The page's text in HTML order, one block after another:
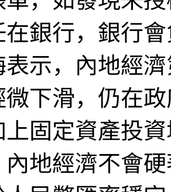
銀行，銀行
表示，內地經
下滑，仍在
上固定資產投
內地經濟不會